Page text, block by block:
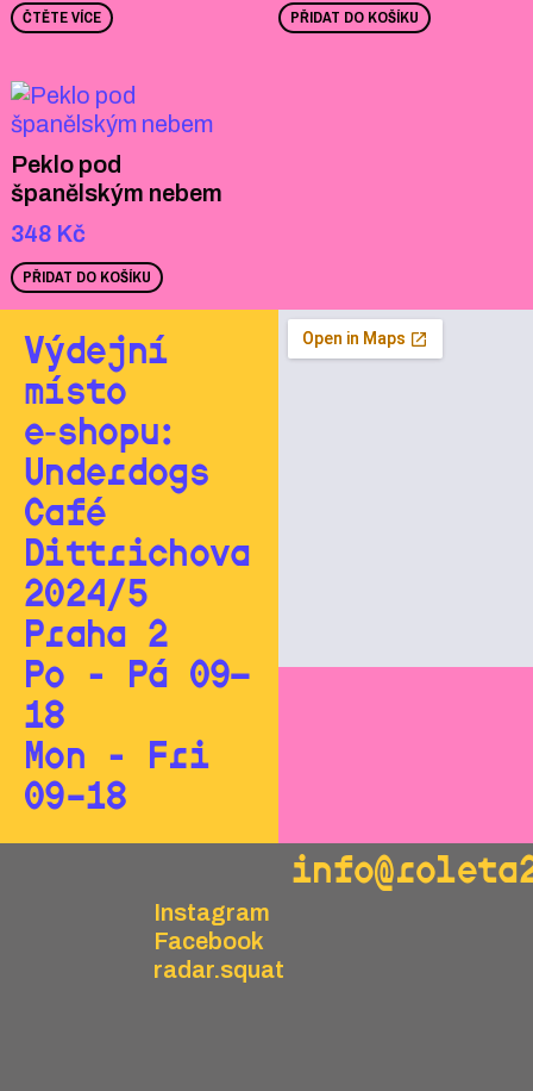
ČTĚTE VÍCE PŘIDAT DO KOŠÍKU
Peklo pod
španělským nebem
348 Kč
PŘIDAT DO KOŠÍKU
Výdejní
místo
e‑shopu:
Underdogs
Café
Dittrichova
2024/5
Praha 2
Po - Pá 09—
18
Mon - Fri
09–18
Instagram
Facebook
radar.squat